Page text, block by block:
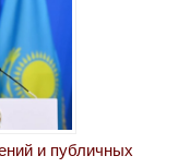
и публичных